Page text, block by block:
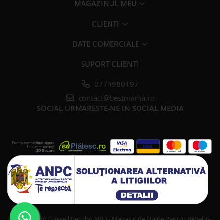
MAGAZINUL MEU
CLIENTI
DATE COMERCIALE
SUPORT CLIENTI
0774980197
contact@bestmama.ro
SOCIAL URMARESTE-NE IN SOCIAL MEDIA